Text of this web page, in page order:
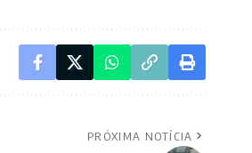
PRÓXIMA NOTÍCIA